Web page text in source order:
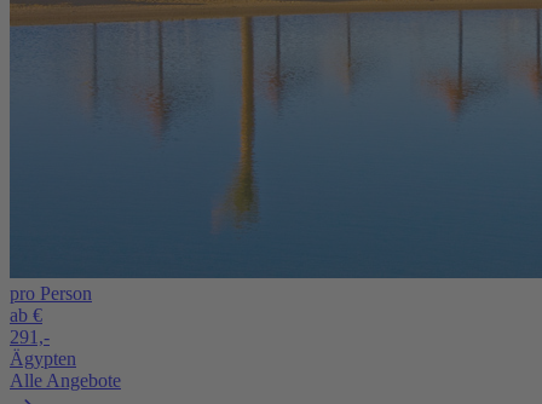
pro Person
ab €
291,-
Ägypten
Alle Angebote